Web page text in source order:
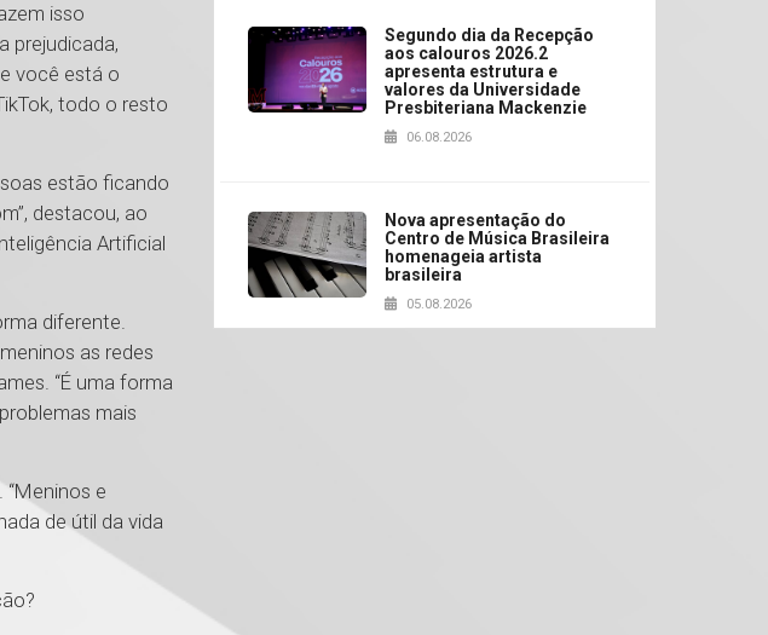
isso
prejudicada,
você está o
todo o resto
estão ficando
destacou, ao
Artificial
diferente.
as redes
“É uma forma
mais
e
de útil da vida
Segundo dia da Recepção
aos calouros 2026.2
apresenta estrutura e
valores da Universidade
Presbiteriana Mackenzie
06.08.2026
Nova apresentação do
Centro de Música Brasileira
homenageia artista
brasileira
05.08.2026